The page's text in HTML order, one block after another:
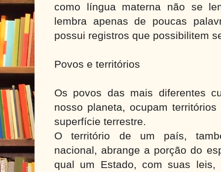
como língua materna não se
lembra apenas de poucas
possui registros que possibilitem
Povos e territórios
Os povos das mais diferentes
nosso planeta, ocupam
superfície terrestre.
O território de um país,
nacional, abrange a porção do
qual um Estado, com suas leis,